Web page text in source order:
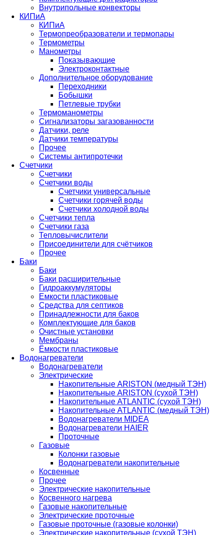
Внутрипольные конвекторы
КИПиА
КИПиА
Термопреобразователи и термопары
Термометры
Манометры
Показывающие
Электроконтактные
Дополнительное оборудование
Переходники
Бобышки
Петлевые трубки
Термоманометры
Сигнализаторы загазованности
Датчики, реле
Датчики температуры
Прочее
Системы антипротечки
Счетчики
Счетчики
Счетчики воды
Счетчики универсальные
Счетчики горячей воды
Счетчики холодной воды
Счетчики тепла
Счетчики газа
Тепловычислители
Присоединители для счётчиков
Прочее
Баки
Баки
Баки расширительные
Гидроаккумуляторы
Емкости пластиковые
Средства для септиков
Принадлежности для баков
Комплектующие для баков
Очистные установки
Мембраны
Ёмкости пластиковые
Водонагреватели
Водонагреватели
Электрические
Накопительные ARISTON (медный ТЭН)
Накопительные ARISTON (сухой ТЭН)
Накопительные ATLANTIC (сухой ТЭН)
Накопительные ATLANTIC (медный ТЭН)
Водонагреватели MIDEA
Водонагреватели HAIER
Проточные
Газовые
Колонки газовые
Водонагреватели накопительные
Косвенные
Прочее
Электрические накопительные
Косвенного нагрева
Газовые накопительные
Электрические проточные
Газовые проточные (газовые колонки)
Электрические накопительные (сухой ТЭН)